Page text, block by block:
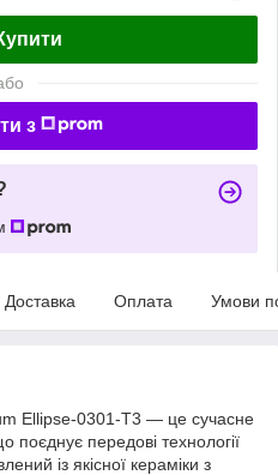
з
Доставка Оплата Умови
Ellipse-0301-T3 — це сучасне
поєднує передові технології
із якісної кераміки з